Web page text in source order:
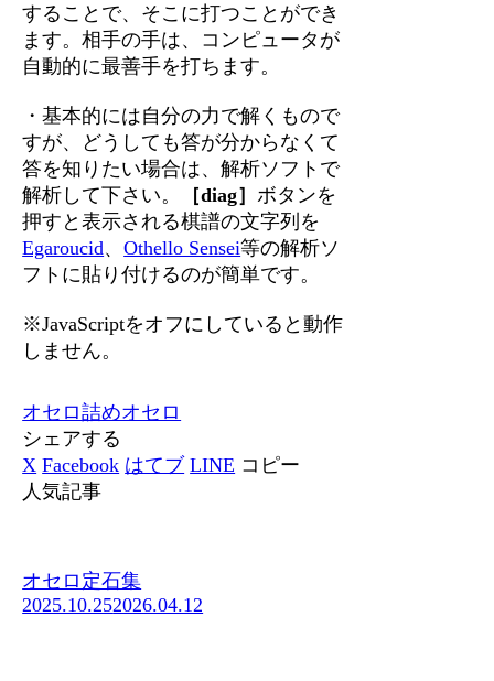
することで、そこに打つことができ
ます。相手の手は、コンピュータが
自動的に最善手を打ちます。
・基本的には自分の力で解くもので
すが、どうしても答が分からなくて
答を知りたい場合は、解析ソフトで
解析して下さい。
［diag］ ボタンを
押すと表示される棋譜の文字列を
Egaroucid、Othello Sensei等の解析ソ
フトに貼り付けるのが簡単です。
※JavaScriptをオフにしていると動作
しません。
オセロ詰めオセロ
シェアする
X Facebook はてブ LINE コピー
人気記事
オセロ定石集
2025.10.252026.04.12